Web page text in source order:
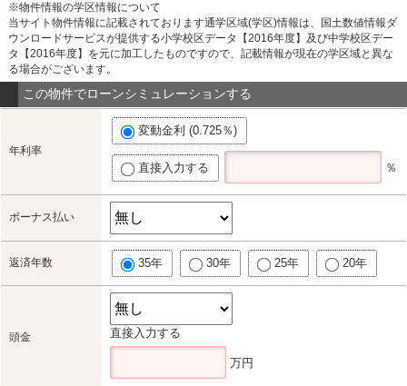
※物件情報の学区情報について
当サイト物件情報に記載されております通学区域(学区)情報は、国土数値情報ダ
ウンロードサービスが提供する小学校区データ【2016年度】及び中学校区デー
タ【2016年度】を元に加工したものですので、記載情報が現在の学区域と異な
る場合がございます。
この物件でローンシミュレーションする
年利率
変動金利 (0.725％)
直接入力する ％
ボーナス払い
返済年数 35年 30年 25年 20年
頭金 直接入力する
万円